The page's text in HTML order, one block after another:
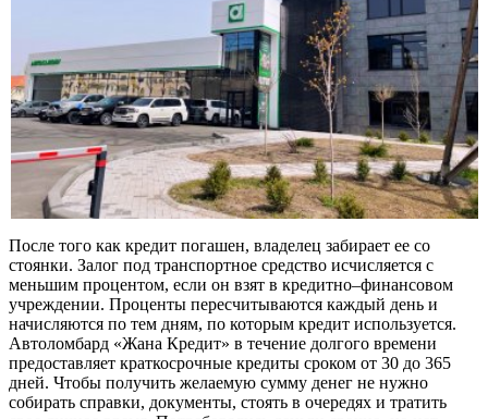
После того как кредит погашен, владелец забирает ее со
стоянки. Залог под транспортное средство исчисляется с
меньшим процентом, если он взят в кредитно–финансовом
учреждении. Проценты пересчитываются каждый день и
начисляются по тем дням, по которым кредит используется.
Автоломбард «Жана Кредит» в течение долгого времени
предоставляет краткосрочные кредиты сроком от 30 до 365
дней. Чтобы получить желаемую сумму денег не нужно
собирать справки, документы, стоять в очередях и тратить